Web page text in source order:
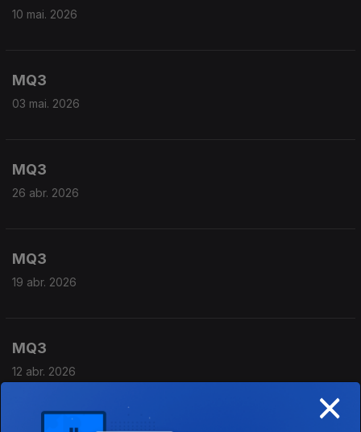
10 mai. 2026
MQ3
03 mai. 2026
MQ3
26 abr. 2026
MQ3
19 abr. 2026
MQ3
12 abr. 2026
×